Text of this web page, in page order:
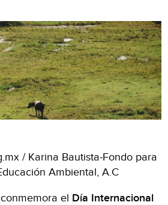
/ Karina Bautista-Fondo para
Ambiental, A.C
el Día Internacional